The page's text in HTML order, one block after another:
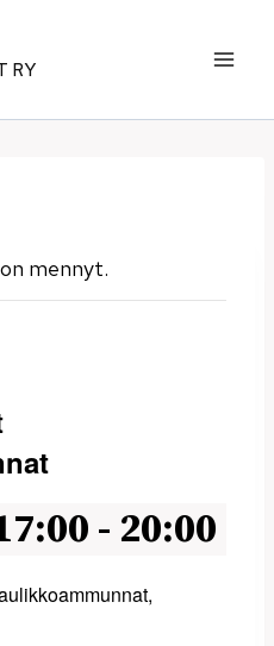
RY
mennyt.
- 20:00